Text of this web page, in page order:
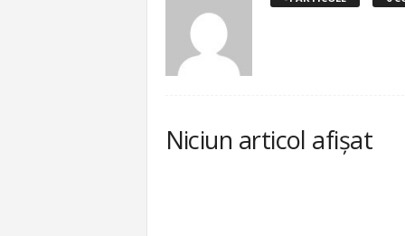
Niciun articol afișat